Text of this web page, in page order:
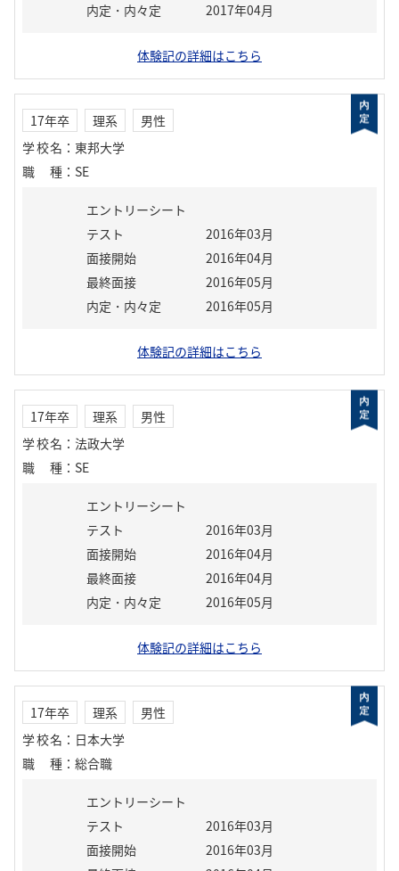
内定・内々定
2017年04月
体験記の詳細はこちら
17年卒 理系
男性
学校名 ： 東邦大学
職種 ： SE
エントリーシート
テスト
2016年03月
面接開始
2016年04月
最終面接
2016年05月
内定・内々定
2016年05月
体験記の詳細はこちら
17年卒 理系
男性
学校名 ： 法政大学
職種 ： SE
エントリーシート
テスト
2016年03月
面接開始
2016年04月
最終面接
2016年04月
内定・内々定
2016年05月
体験記の詳細はこちら
17年卒 理系
男性
学校名 ： 日本大学
職種 ： 総合職
エントリーシート
テスト
2016年03月
面接開始
2016年03月